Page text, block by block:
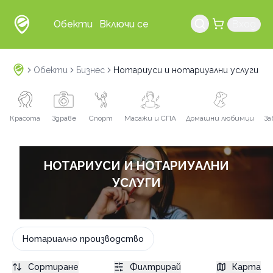
Обекти Включи се
Обекти Бизнес Нотариуси и нотариуални услуги
Красота Здраве Спорт Масажи и СПА Домашни любимци
НОТАРИУСИ И НОТАРИУАЛНИ
УСЛУГИ
Нотариално производство
Сортиране Филтрирай Карта